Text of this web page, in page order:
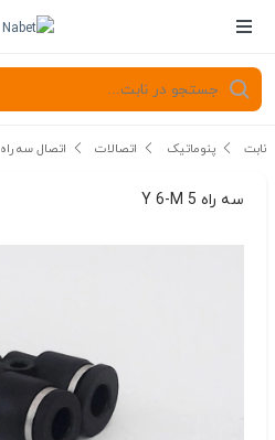
نابت پنوماتیک اتصالات اتصال سه راه
سه راه Y 6-M 5